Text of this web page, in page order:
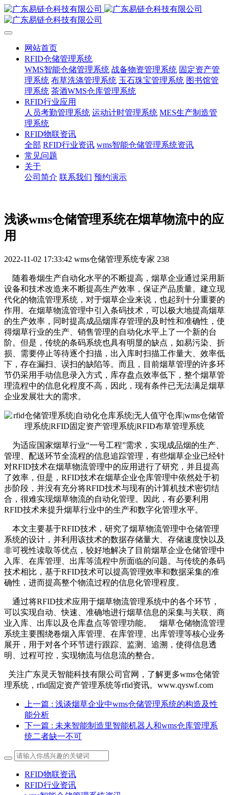
网站首页
RFID仓储管理系统
WMS智能仓储管理系统 战备物资管理系统 固定资产管
理系统 布草洗涤管理系统 玉石珠宝管理系统 图书馆管
理系统 茶酒WMS仓库管理系统
RFID行业应用
人员考勤管理系统 运动计时管理系统 MES生产制造管
理系统
RFID物联资讯
全部 RFID行业资讯 wms智能仓储管理系统资讯
常见问题
关于
公司简介 联系我们 预约演示
浅谈wms仓储管理系统在烟草物流中的应
用
2022-11-02 17:33:42 wms仓储管理系统专家 238
随着卷烟生产自动化水平的不断提高，烟草企业通过采用新
设备和技术改造来不断提高生产效率，保证产品质量。建立现
代化的物流管理系统，对于烟草企业来说，也起到十分重要的
作用。在烟草物流管理中引入条码技术，可以极大地提高烟草
的生产效率，同时提高成品烟库存管理的及时性和准确性，使
得烟草行业的生产、销售管理的自动化水平上了一个新的台
阶。但是，传统的条码系统也具有明显的缺点，如易污染、折
损、需要停止等待逐个扫描，出入库时扫描工作量大、效率低
下，存在漏扫、误扫的缺陷等。而且，目前烟草管理的许多环
节仍采用手动信息录入方式，库存盘点效率低下，整个烟草管
理流程中的信息化程度不高，因此，现有条件已无法满足烟草
企业发展壮大的需求。
为适应国家烟草行业“一号工程”需求，实现成品烟的生产、
管理、配送环节全流程的信息追踪管理，有些烟草企业已经针
对RFID技术在烟草物流管理中的应用进行了研究，并且提高
了效率，但是，RFID技术在烟草企业仓库管理中依然处于初
步阶段，并没有充分将RFID技术与现有的计算机技术密切结
合，很难实现烟草物流的自动化管理。因此，有必要利用
RFID技术来提升烟草行业中的生产和数字化管理水平。
本文主要基于RFID技术，研究了烟草物流管理中仓储管理
系统的设计，并利用该技术的数据存储量大、存储速度快以及
非可视性读取等优点，较好地解决了目前烟草企业仓储管理中
入库、在库管理、出库等流程中所面临的问题。与传统的条码
技术相比，基于RFID技术可以提高管理效率和数据采集的准
确性，进而提高整个物流过程的信息化管理程度。
通过将RFID技术应用于烟草物流管理系统中的各个环节，
可以实现自动、快速、准确地进行烟草信息的采集与关联、商
业入库、出库以及仓库盘点等管理功能。 烟草仓储物流管理
系统主要围绕卷烟入库管理、在库管理、出库管理等核心业务
展开，用于对各个环节进行跟踪、监测、追溯，使得信息透
明、过程可控，实现物流与信息流的整合。
关注广东灵天智能科技有限公司官网，了解更多wms仓储管
理系统，rfid固定资产管理系统等rfid资讯。www.qyswf.com
上一篇 : 浅谈烟草企业中wms仓储管理系统的构造及性
能分析
下一篇 : 未来智能制造里智能机器人和wms仓库管理系
统二者缺一不可
RFID物联资讯
RFID行业资讯